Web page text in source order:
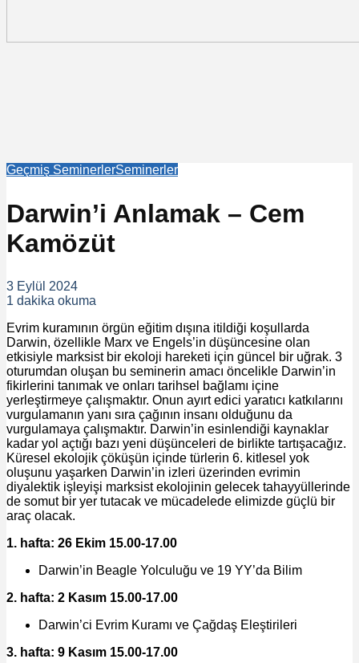
Geçmiş SeminerlerSeminerler
Darwin’i Anlamak – Cem
Kamözüt
3 Eylül 2024
1 dakika okuma
Evrim kuramının örgün eğitim dışına itildiği koşullarda
Darwin, özellikle Marx ve Engels’in düşüncesine olan
etkisiyle marksist bir ekoloji hareketi için güncel bir uğrak. 3
oturumdan oluşan bu seminerin amacı öncelikle Darwin’in
fikirlerini tanımak ve onları tarihsel bağlamı içine
yerleştirmeye çalışmaktır. Onun ayırt edici yaratıcı katkılarını
vurgulamanın yanı sıra çağının insanı olduğunu da
vurgulamaya çalışmaktır. Darwin’in esinlendiği kaynaklar
kadar yol açtığı bazı yeni düşünceleri de birlikte tartışacağız.
Küresel ekolojik çöküşün içinde türlerin 6. kitlesel yok
oluşunu yaşarken Darwin’in izleri üzerinden evrimin
diyalektik işleyişi marksist ekolojinin gelecek tahayyüllerinde
de somut bir yer tutacak ve mücadelede elimizde güçlü bir
araç olacak.
1. hafta: 26 Ekim 15.00-17.00
Darwin’in Beagle Yolculuğu ve 19 YY’da Bilim
2. hafta: 2 Kasım 15.00-17.00
Darwin’ci Evrim Kuramı ve Çağdaş Eleştirileri
3. hafta: 9 Kasım 15.00-17.00